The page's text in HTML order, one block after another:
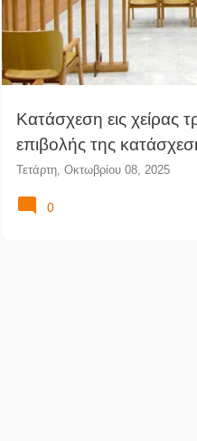
Κατάσχεση εις χείρας
επιβολής της
δίκης - Προσεπίκληση
Ελληνικό Δημόσιο
εταιρείας ενωμένη με
Τετάρτη, Οκτωβρίου 08, 2025
0